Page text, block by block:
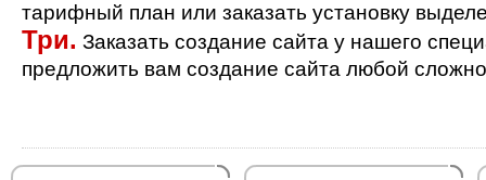
тарифный план или заказать установку
Три. Заказать создание сайта у нашего
предложить вам создание сайта любой